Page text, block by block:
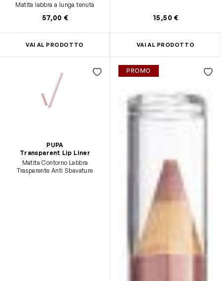
Matita labbra a lunga tenuta
57,00 €
VAI AL PRODOTTO
15,50 €
VAI AL PRODOTTO
PUPA
Transparent Lip Liner
Matita Contorno Labbra
Trasparente Anti Sbavature
PROMO